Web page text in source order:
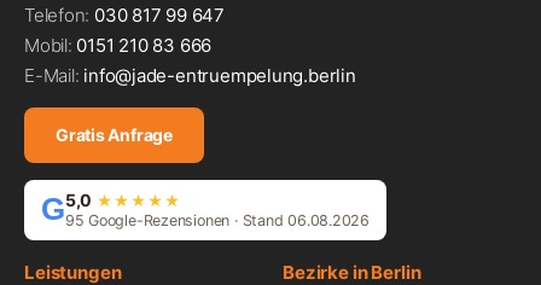
Telefon: 030 817 99 647
Mobil: 0151 210 83 666
E-Mail: info@jade-entruempelung.berlin
Gratis Anfrage
G5,0 ★★★★★
95 Google-Rezensionen · Stand 06.08.2026
Leistungen
Bezirke in Berlin